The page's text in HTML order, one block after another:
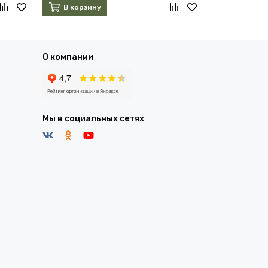
В корзину
О компании
Мы в социальных сетях